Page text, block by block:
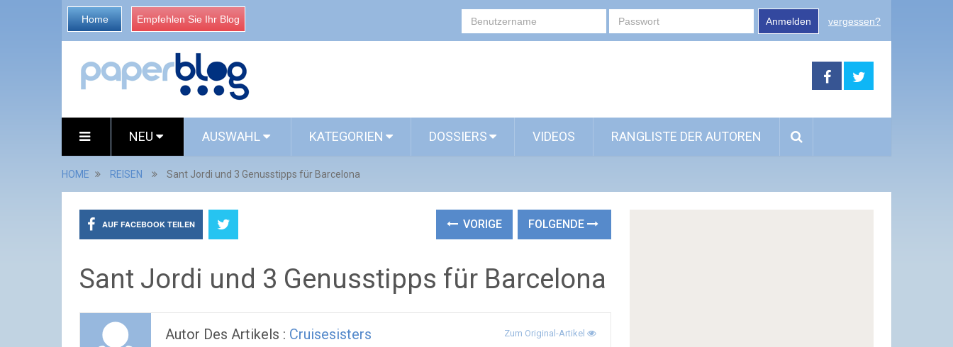
Home Empfehlen Sie Ihr Blog Anmelden vergessen?
NEU AUSWAHL KATEGORIEN DOSSIERS VIDEOS RANGLISTE DER AUTOREN
HOME REISEN Sant Jordi und 3 Genusstipps für Barcelona
AUF FACEBOOK TEILEN VORIGE FOLGENDE
Sant Jordi und 3 Genusstipps für Barcelona
Autor Des Artikels : Cruisesisters Zum Original-Artikel